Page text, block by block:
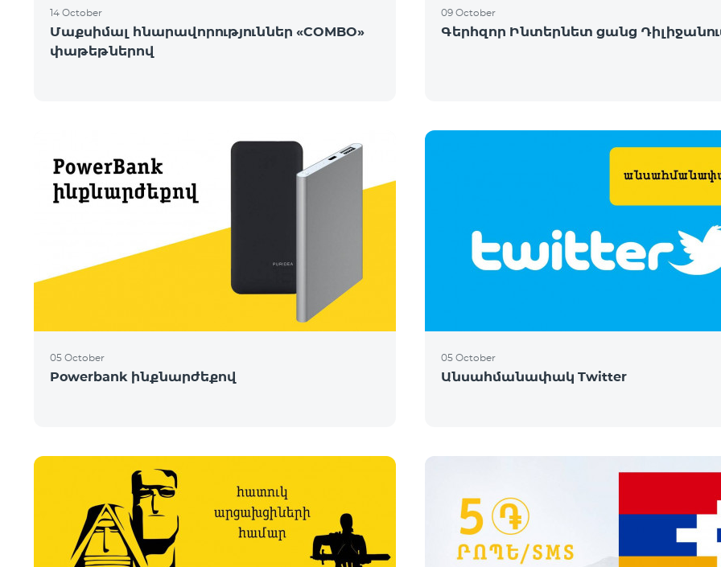
14 October
Մաքսիմալ հնարավորություններ «COMBO»
փաթեթներով
09 October
Գերհզոր Ինտերնետ ցանց
05 October
Powerbank ինքնարժեքով
05 October
Անսահմանափակ Twitter